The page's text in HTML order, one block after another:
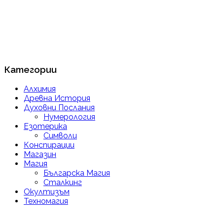
Категории
Алхимия
Древна История
Духовни Послания
Нумерология
Езотерика
Символи
Конспирации
Магазин
Магия
Българска Магия
Сталкинг
Окултизъм
Техномагия